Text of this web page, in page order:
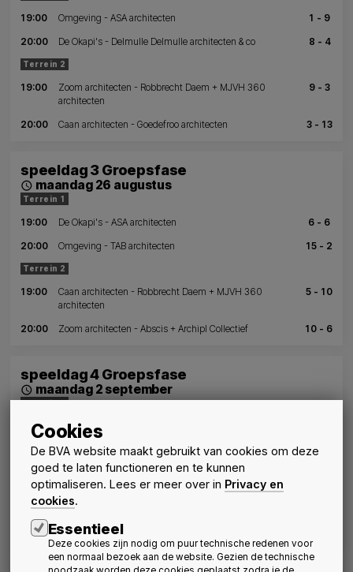
Cookies
De BVA website maakt gebruikt van cookies om deze
goed te laten functioneren en te kunnen
optimaliseren. Lees er meer over in Privacy en
cookies.
Essentieel
Deze cookies zijn nodig om puur technische redenen voor
een normaal bezoek aan de website. Gezien de technische
19:00 Omgeving - ASA architecten
1 - 9
20:00
De Okapi's - Delmulle Delmulle architecten & co 8 - 4
Terrein 2
19:00
Zoom architecten - Robbrecht Daem + MJVH 360
architecten
9 - 3
20:00 Caan architecten - Goedefroo architecten 3 - 13
speeldag 3 Groepsfase
schedule maandag 26 augustus
Terrein 1
19:00 De Okapi's - ASA architecten
6 - 6
20:00
Omgeving - TAB architecten 15 - 2
Terrein 2
19:00
Caan architecten - Robbrecht Daem + MJVH 360
architecten
5 - 10
20:00 Zoom architecten - Abscis + Archipl Collectief 10 - 6
speeldag 4 Groepsfase
schedule maandag 2 september
19:00 De Okapi's - TAB architecten
20:00
Delmulle Delmulle architecten & co - ASA architecten 3 - 10
Terrein 2
19:00 Caan architecten - Abscis + Archipl Collectief
20:00
architecten